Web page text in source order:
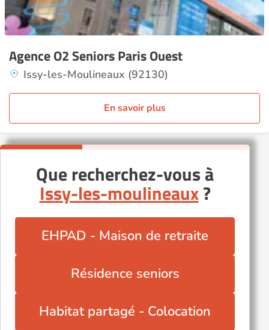
Agence O2 Seniors Paris Ouest
Issy-les-Moulineaux (92130)
En savoir plus
Que recherchez-vous à
Issy-les-moulineaux?
EHPAD - Maison de retraite
Résidence seniors
Habitat partagé - Colocation